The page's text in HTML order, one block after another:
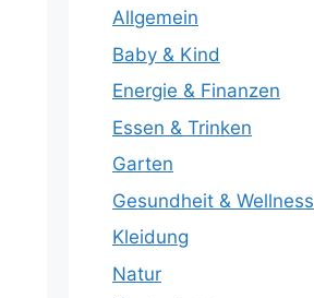
Allgemein
Baby & Kind
Energie & Finanzen
Essen & Trinken
Garten
Gesundheit & Wellness
Kleidung
Natur